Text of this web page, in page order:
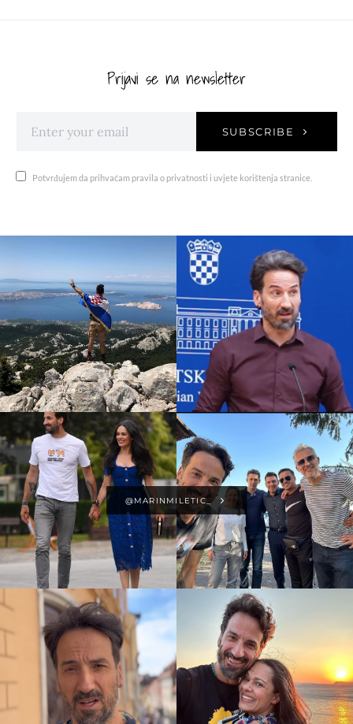
Prijavi se na newsletter
SUBSCRIBE
Potvrđujem da prihvaćam pravila o privatnosti i uvjete korištenja stranice.
@MARINMILETIC_